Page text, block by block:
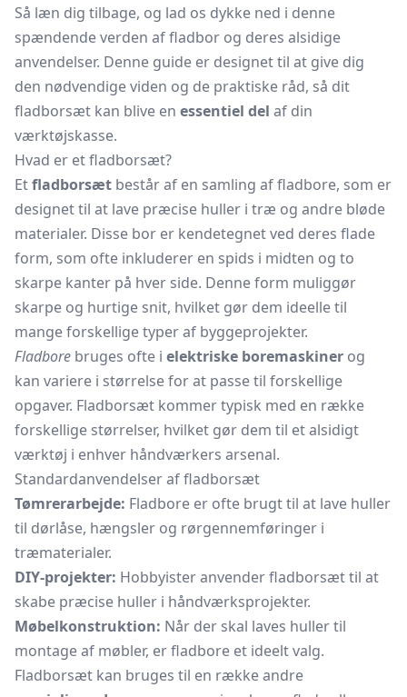
Så læn dig tilbage, og lad os dykke ned i denne
spændende verden af fladbor og deres alsidige
anvendelser. Denne guide er designet til at give dig
den nødvendige viden og de praktiske råd, så dit
fladborsæt kan blive en essentiel del af din
værktøjskasse.
Hvad er et fladborsæt?
Etfladborsæt består af en samling af fladbore, som er
designet til at lave præcise huller i træ og andre bløde
materialer. Disse bor er kendetegnet ved deres flade
form, som ofte inkluderer en spids i midten og to
skarpe kanter på hver side. Denne form muliggør
skarpe og hurtige snit, hvilket gør dem ideelle til
mange forskellige typer af byggeprojekter.
Fladbore bruges ofte i elektriske boremaskiner og
kan variere i størrelse for at passe til forskellige
opgaver. Fladborsæt kommer typisk med en række
forskellige størrelser, hvilket gør dem til et alsidigt
værktøj i enhver håndværkers arsenal.
Standardanvendelser af fladborsæt
Tømrerarbejde: Fladbore er ofte brugt til at lave huller
til dørlåse, hængsler og rørgennemføringer i
træmaterialer.
DIY-projekter: Hobbyister anvender fladborsæt til at
skabe præcise huller i håndværksprojekter.
Møbelkonstruktion: Når der skal laves huller til
montage af møbler, er fladbore et ideelt valg.
Fladborsæt kan bruges til en række andre